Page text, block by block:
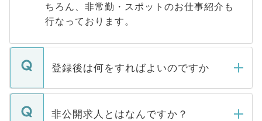
ちろん、非常勤・スポットのお仕事紹介も
行なっております。
登録後は何をすればよいのですか
ご登録いただきましたら、弊社担当者がご
登録内容を確認し、その後メールもしくは
非公開求人とはなんですか？